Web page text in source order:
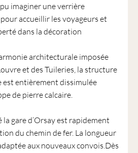
imaginer une verrière
accueillir les voyageurs et
dans la décoration
architecturale imposée
et des Tuileries, la structure
est entièrement dissimulée
de pierre calcaire.
gare d’Orsay est rapidement
du chemin de fer. La longueur
aux nouveaux convois.Dès